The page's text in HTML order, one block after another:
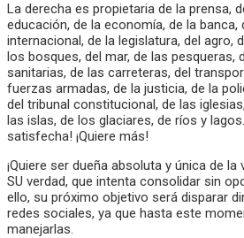
La derecha es propietaria de la prensa,
educación, de la economía, de la
internacional, de la legislatura, del agro,
los bosques, del mar, de las pesqueras,
sanitarias, de las carreteras, del
fuerzas armadas, de la justicia, de la
del tribunal constitucional, de las
las islas, de los glaciares, de ríos y
satisfecha! ¡Quiere más!
¡Quiere ser dueña absoluta y única de la
SU verdad, que intenta consolidar sin
ello, su próximo objetivo será disparar
redes sociales, ya que hasta este
manejarlas.